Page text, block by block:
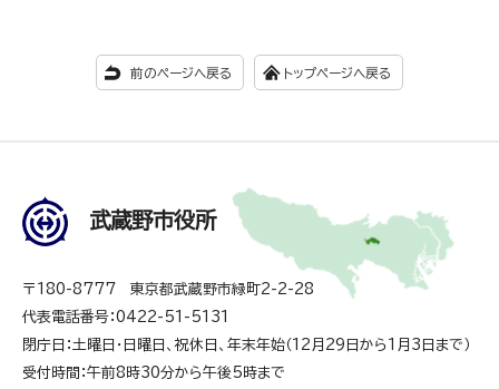
前のページへ戻る トップページへ戻る
武蔵野市役所
〒180-8777 東京都武蔵野市緑町2-2-28
代表電話番号：0422-51-5131
閉庁日：土曜日・日曜日、祝休日、年末年始（12月29日から1月3日まで）
受付時間：午前8時30分から午後5時まで